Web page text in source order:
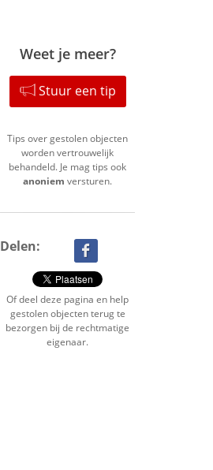
Weet je meer?
Stuur een tip
Tips over gestolen objecten
worden vertrouwelijk
behandeld. Je mag tips ook
anoniem versturen.
Delen:
Of deel deze pagina en help
gestolen objecten terug te
bezorgen bij de rechtmatige
eigenaar.